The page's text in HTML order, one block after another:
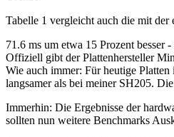
Tabelle 1 vergleicht auch die mit
71.6 ms um etwa 15 Prozent besser
Offiziell gibt der Plattenhersteller
Wie auch immer: Für heutige
langsamer als bei meiner SH205.
Immerhin: Die Ergebnisse der
sollten nun weitere Benchmarks